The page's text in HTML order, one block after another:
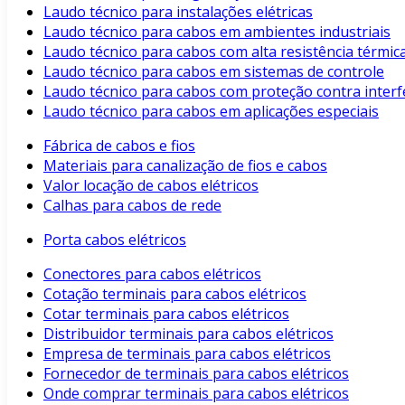
Laudo técnico para instalações elétricas
Laudo técnico para cabos em ambientes industriais
Laudo técnico para cabos com alta resistência
Laudo técnico para cabos em sistemas de controle
Laudo técnico para cabos com proteção contra
Laudo técnico para cabos em aplicações especiais
Fábrica de cabos e fios
Materiais para canalização de fios e cabos
Valor locação de cabos elétricos
Calhas para cabos de rede
Porta cabos elétricos
Conectores para cabos elétricos
Cotação terminais para cabos elétricos
Cotar terminais para cabos elétricos
Distribuidor terminais para cabos elétricos
Empresa de terminais para cabos elétricos
Fornecedor de terminais para cabos elétricos
Onde comprar terminais para cabos elétricos